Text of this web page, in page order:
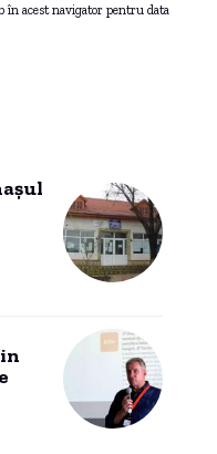
în acest navigator pentru data